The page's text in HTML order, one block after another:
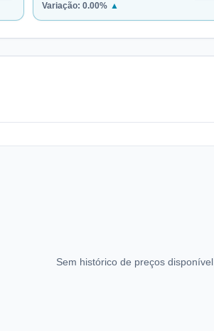
Variação: 0.00% ▲
Sem histórico de preços disponível.